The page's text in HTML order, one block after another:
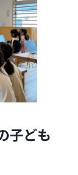
子ども